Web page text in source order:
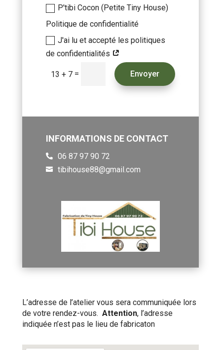
P'tibi Cocon (Petite Tiny House)
Politique de confidentialité
J'ai lu et accepté les politiques
de confidentialités
13 + 7 = Envoyer
INFORMATIONS DE CONTACT
 06 87 97 90 72
 tibihouse88@gmail.com
L’adresse de l’atelier vous sera communiquée lors
de votre rendez-vous. Attention, l’adresse
indiquée n’est pas le lieu de fabricaton